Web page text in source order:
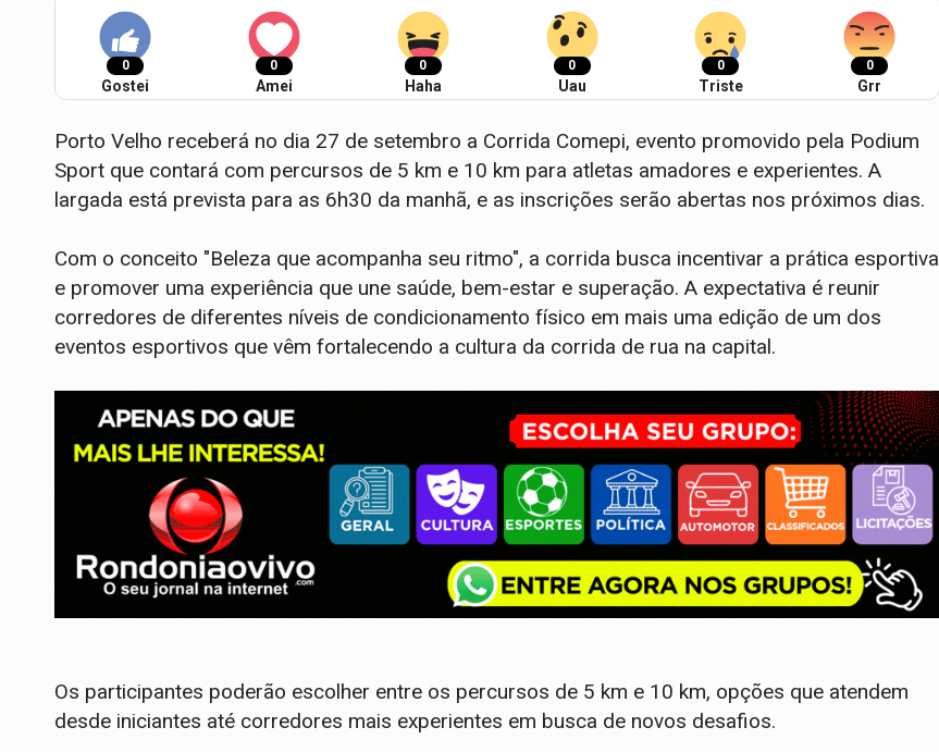
0
Gostei
0
Amei
0
Haha
0
Uau
0
Triste
0
Grr
Porto Velho receberá no dia 27 de setembro a Corrida Comepi, evento promovido pela Podium
Sport que contará com percursos de 5 km e 10 km para atletas amadores e experientes. A
largada está prevista para as 6h30 da manhã, e as inscrições serão abertas nos próximos dias.
Com o conceito "Beleza que acompanha seu ritmo", a corrida busca incentivar a prática esportiva
e promover uma experiência que une saúde, bem-estar e superação. A expectativa é reunir
corredores de diferentes níveis de condicionamento físico em mais uma edição de um dos
eventos esportivos que vêm fortalecendo a cultura da corrida de rua na capital.
Os participantes poderão escolher entre os percursos de 5 km e 10 km, opções que atendem
desde iniciantes até corredores mais experientes em busca de novos desafios.